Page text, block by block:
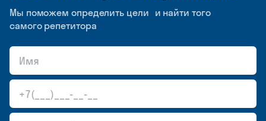
Мы поможем определить цели и найти того
самого репетитора